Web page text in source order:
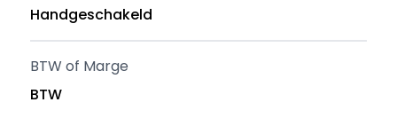
Handgeschakeld
BTW of Marge
BTW